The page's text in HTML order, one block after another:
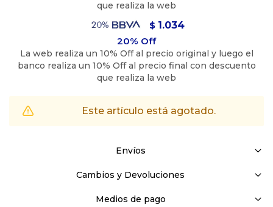
$ 1.034
Este artículo está agotado.
Envíos
Cambios y Devoluciones
Medios de pago